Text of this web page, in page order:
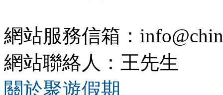
網站服務信箱：
網站聯絡人：王先生
關於聚遊假期